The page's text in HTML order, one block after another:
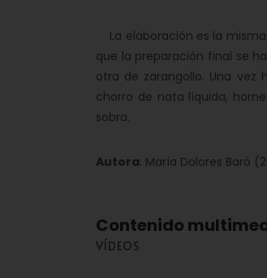
La elaboración es la
que la preparación final se
otra de zarangollo. Una
chorro de nata líquida,
sobra.
Autora: María Dolores Baró
Contenido
VÍDEOS